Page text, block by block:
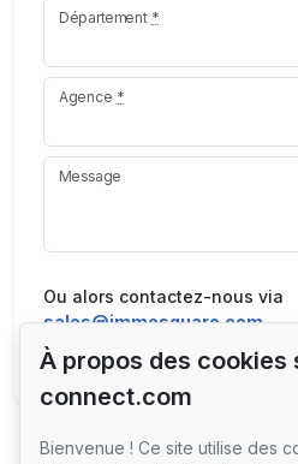
Département *
Agence *
Message
Ou alors contactez-nous via
sales@immosquare.com
À propos des cookies
connect.com
Bienvenue ! Ce site utilise des